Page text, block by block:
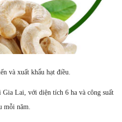
và xuất khẩu hạt điều.
Lai, với diện tích 6 ha và công suất
mỗi năm.